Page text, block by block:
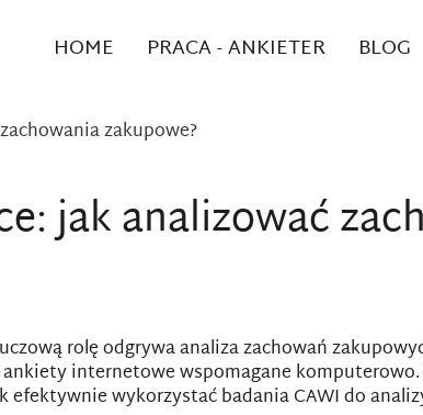
HOME PRACA - ANKIETER BLOG
zakupowe?
jak analizować
rolę odgrywa analiza zachowań
internetowe wspomagane
wykorzystać badania CAWI do